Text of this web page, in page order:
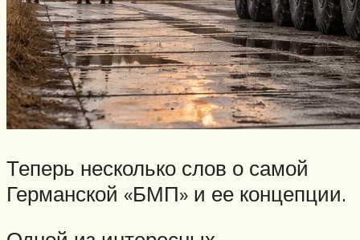
Теперь несколько слов о самой
Германской «БМП» и ее концепции.